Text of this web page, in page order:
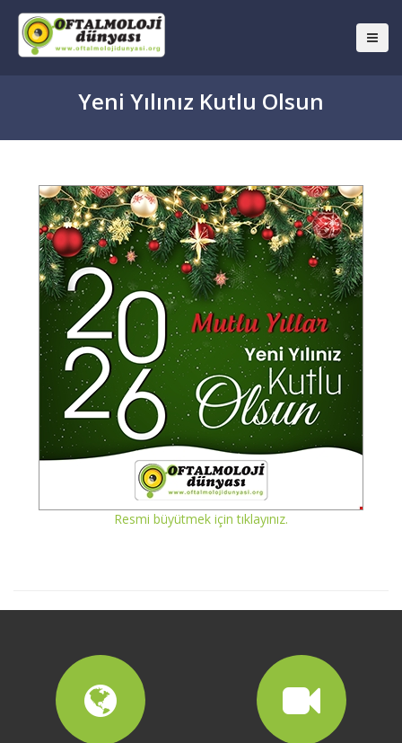
Yeni Yılınız Kutlu Olsun
Resmi büyütmek için tıklayınız.